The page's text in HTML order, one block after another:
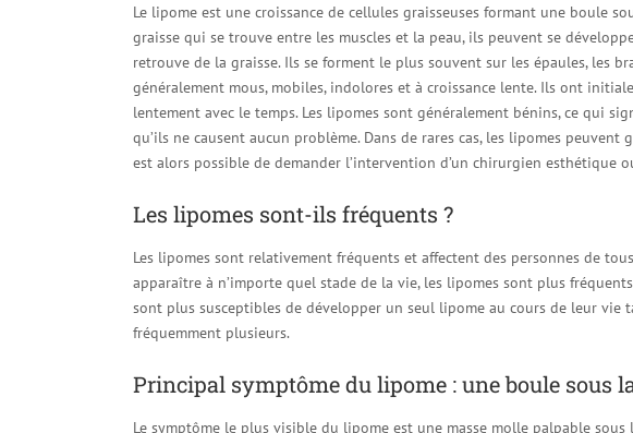
Le lipome est une croissance de cellules graisseuses formant une boule
graisse qui se trouve entre les muscles et la peau, ils peuvent se
retrouve de la graisse. Ils se forment le plus souvent sur les épaules, les
généralement mous, mobiles, indolores et à croissance lente. Ils ont
lentement avec le temps. Les lipomes sont généralement bénins, ce qui
qu’ils ne causent aucun problème. Dans de rares cas, les lipomes
est alors possible de demander l’intervention d’un chirurgien esthétique
Les lipomes sont-ils fréquents ?
Les lipomes sont relativement fréquents et affectent des personnes de
apparaître à n’importe quel stade de la vie, les lipomes sont plus
sont plus susceptibles de développer un seul lipome au cours de leur vie
fréquemment plusieurs.
Principal symptôme du lipome : une boule sous
Le symptôme le plus visible du lipome est une masse molle palpable